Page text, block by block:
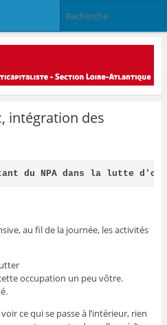
intégration des
du NPA dans la lutte
au fil de la journée, les activités
occupation un peu vôtre.
ce qui se passe à l’intérieur, rien